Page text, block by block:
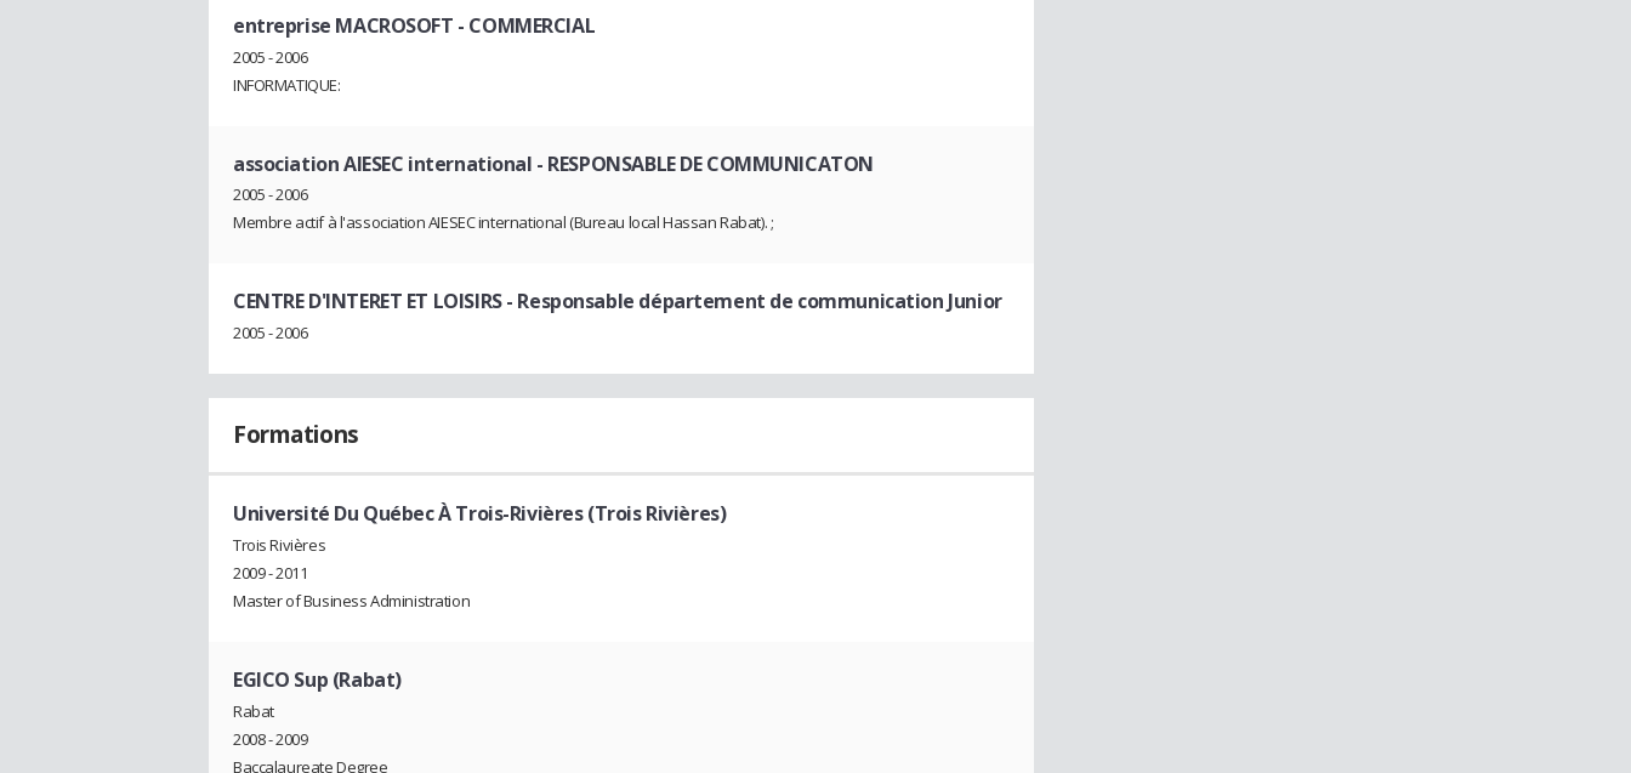
entreprise MACROSOFT - COMMERCIAL
2005 - 2006
INFORMATIQUE:
association AIESEC international - RESPONSABLE DE COMMUNICATON
2005 - 2006
Membre actif à l'association AIESEC international (Bureau local Hassan Rabat). ;
CENTRE D'INTERET ET LOISIRS- Responsable département de communication Junior
2005 - 2006
Formations
Université Du Québec À Trois-Rivières (Trois Rivières)
Trois Rivières
2009 - 2011
Master of Business Administration
EGICO Sup (Rabat)
Rabat
2008 - 2009
Baccalaureate Degree